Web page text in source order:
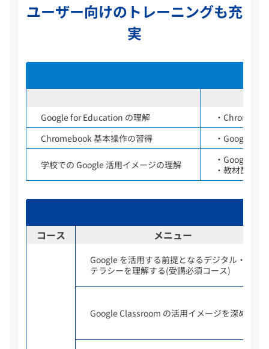
ユーザー向けのトレーニングも充
実
Google for Education の理解
・
Chromebook 基本操作の習得
・Google for
学校での Google 活用イメージの理解
・Google
・教材配信
コース メニュー
Google を活用する前提となるデジタル・リ
テラシーを理解する(受講必須コース)
Google Classroom の活用イメージを深める